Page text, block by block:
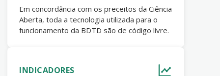
Em concordância com os preceitos da Ciência
Aberta, toda a tecnologia utilizada para o
funcionamento da BDTD são de código livre.
INDICADORES